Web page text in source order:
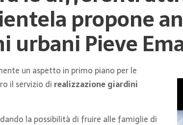
propone
urbani Pieve
un aspetto in primo piano per le
il servizio di realizzazione giardini
la possibilità di fruire alle famiglie di